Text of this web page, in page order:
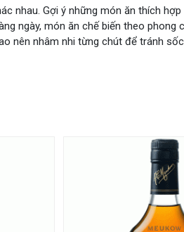
nhau. Gợi ý những món ăn thích
ngày, món ăn chế biến theo phong
nên nhâm nhi từng chút để tránh